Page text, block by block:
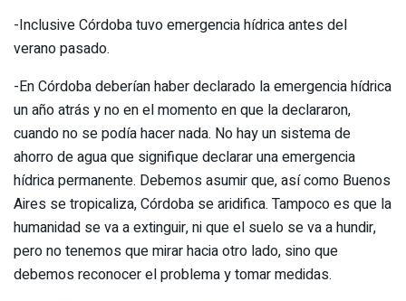
-Inclusive Córdoba tuvo emergencia hídrica antes del
verano pasado.
-En Córdoba deberían haber declarado la emergencia hídrica
un año atrás y no en el momento en que la declararon,
cuando no se podía hacer nada. No hay un sistema de
ahorro de agua que signifique declarar una emergencia
hídrica permanente. Debemos asumir que, así como Buenos
Aires se tropicaliza, Córdoba se aridifica. Tampoco es que la
humanidad se va a extinguir, ni que el suelo se va a hundir,
pero no tenemos que mirar hacia otro lado, sino que
debemos reconocer el problema y tomar medidas.